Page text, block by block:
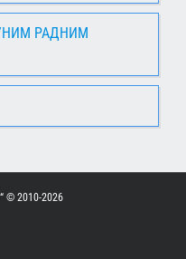
РАДНИМ
© 2010-2026